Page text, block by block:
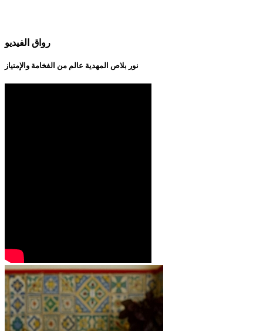
رواق الفيديو
نور بلاص المهدية عالم من الفخامة والإمتياز